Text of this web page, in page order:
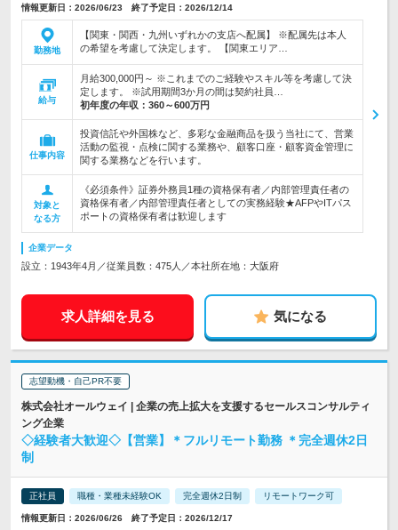
情報更新日：2026/06/23 終了予定日：2026/12/14
勤務地
【関東・関西・九州いずれかの支店へ配属】 ※配属先は本人
の希望を考慮して決定します。 【関東エリア…
給与
月給300,000円～ ※これまでのご経験やスキル等を考慮して決
定します。 ※試用期間3か月の間は契約社員…
初年度の年収： 360～600万円
仕事内容
投資信託や外国株など、多彩な金融商品を扱う当社にて、営業
活動の監視・点検に関する業務や、顧客口座・顧客資金管理に
関する業務などを行います。
対象と
なる方
《必須条件》証券外務員1種の資格保有者／内部管理責任者の
資格保有者／内部管理責任者としての実務経験★AFPやITパス
ポートの資格保有者は歓迎します
企業データ
設立：1943年4月／従業員数：475人／本社所在地：大阪府
求人詳細を見る 気になる
志望動機・自己PR不要
株式会社オールウェイ | 企業の売上拡大を支援するセールスコンサルティ
ング企業
◇経験者大歓迎◇【営業】＊フルリモート勤務 ＊完全週休2日
制
正社員 職種・業種未経験OK 完全週休2日制 リモートワーク可
情報更新日：2026/06/26 終了予定日：2026/12/17